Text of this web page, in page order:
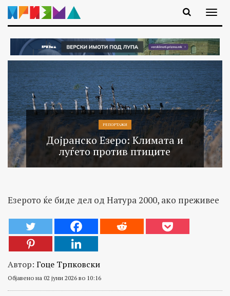
РЕПОРТАЖИ
Дојранско Езеро: Климата и
луѓето против птиците
Езерото ќе биде дел од Натура 2000, ако преживее
Автор: Гоце Трпковски
Објавено на 02 јуни 2026 во 10:16